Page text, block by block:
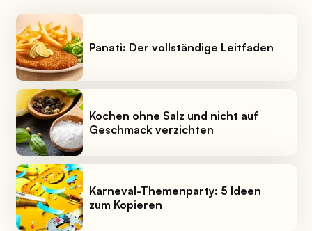
Panati: Der vollständige Leitfaden
Kochen ohne Salz und nicht auf
Geschmack verzichten
Karneval-Themenparty: 5 Ideen
zum Kopieren